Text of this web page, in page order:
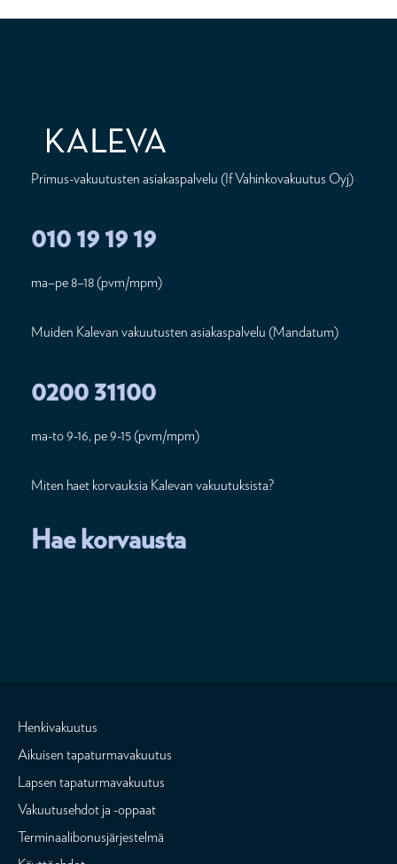
Primus-vakuutusten asiakaspalvelu (If Vahinkovakuutus Oyj)
010 19 19 19
ma–pe 8–18 (pvm/mpm)
Muiden Kalevan vakuutusten asiakaspalvelu (Mandatum)
0200 31100
ma-to 9-16, pe 9-15 (pvm/mpm)
Miten haet korvauksia Kalevan vakuutuksista?
Hae korvausta
Henkivakuutus
Aikuisen tapaturmavakuutus
Lapsen tapaturmavakuutus
Vakuutusehdot ja -oppaat
Terminaalibonusjärjestelmä